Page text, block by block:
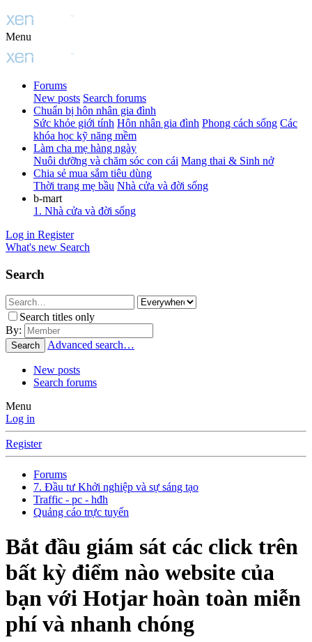
Menu
Forums
New posts Search forums
Chuẩn bị hôn nhân gia đình
Sức khỏe giới tính Hôn nhân gia đình Phong cách sống Các
khóa học kỹ năng mềm
Làm cha mẹ hàng ngày
Nuôi dưỡng và chăm sóc con cái Mang thai & Sinh nở
Chia sẻ mua sắm tiêu dùng
Thời trang mẹ bầu Nhà cửa và đời sống
b-mart
1. Nhà cửa và đời sống
Log in Register
What's new Search
Search
Search titles only
By:
Search Advanced search…
New posts
Search forums
Menu
Log in
Register
Forums
7. Đầu tư Khởi nghiệp và sự sáng tạo
Traffic - pc - hđh
Quảng cáo trực tuyến
Bắt đầu giám sát các click trên
bất kỳ điểm nào website của
bạn với Hotjar hoàn toàn miễn
phí và nhanh chóng